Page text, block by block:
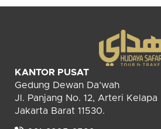
KANTOR PUSAT
Gedung Dewan Da’wah
Jl. Panjang No. 12, Arteri
Jakarta Barat 11530.